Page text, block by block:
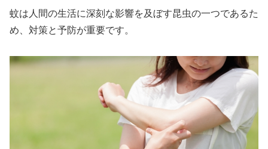
蚊は人間の生活に深刻な影響を及ぼす昆虫の一つであるた
め、対策と予防が重要です。